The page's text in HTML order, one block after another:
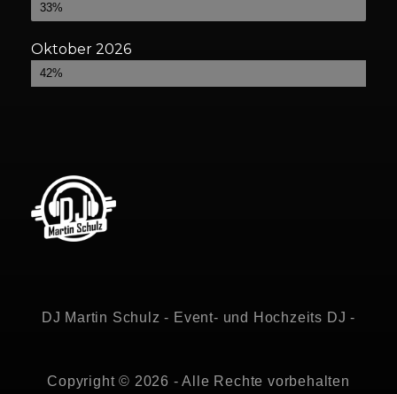
Bereits gebucht
33%
Oktober 2026
Bereits gebucht
42%
DJ Martin Schulz - Event- und Hochzeits DJ -
Copyright © 2026 - Alle Rechte vorbehalten